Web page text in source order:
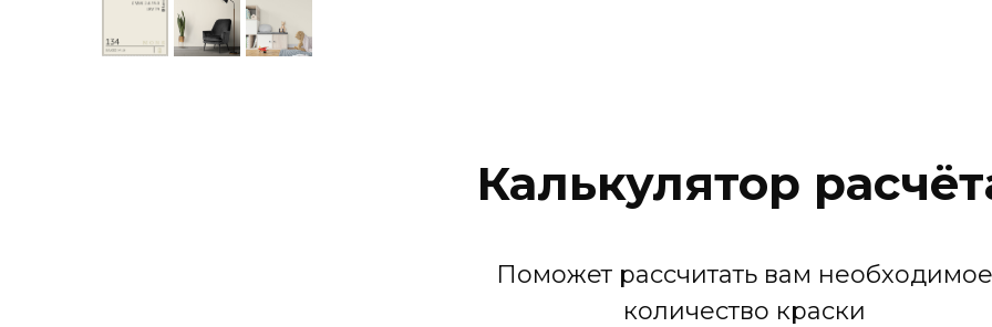
Калькулятор
Поможет рассчитать вам необходимое
количество краски